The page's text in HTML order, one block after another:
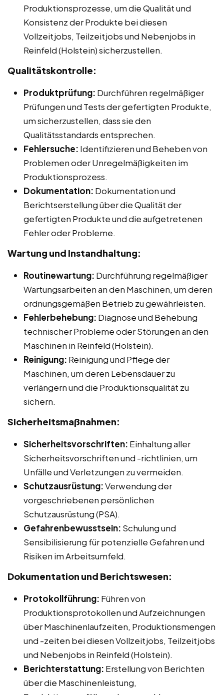
Produktionsprozesse, um die Qualität und
Konsistenz der Produkte bei diesen
Vollzeitjobs, Teilzeitjobs und Nebenjobs in
Reinfeld (Holstein) sicherzustellen.
Qualitätskontrolle:
Produktprüfung: Durchführen regelmäßiger
Prüfungen und Tests der gefertigten Produkte,
um sicherzustellen, dass sie den
Qualitätsstandards entsprechen.
Fehlersuche: Identifizieren und Beheben von
Problemen oder Unregelmäßigkeiten im
Produktionsprozess.
Dokumentation: Dokumentation und
Berichtserstellung über die Qualität der
gefertigten Produkte und die aufgetretenen
Fehler oder Probleme.
Wartung und Instandhaltung:
Routinewartung: Durchführung regelmäßiger
Wartungsarbeiten an den Maschinen, um deren
ordnungsgemäßen Betrieb zu gewährleisten.
Fehlerbehebung: Diagnose und Behebung
technischer Probleme oder Störungen an den
Maschinen in Reinfeld (Holstein).
Reinigung: Reinigung und Pflege der
Maschinen, um deren Lebensdauer zu
verlängern und die Produktionsqualität zu
sichern.
Sicherheitsmaßnahmen:
Sicherheitsvorschriften: Einhaltung aller
Sicherheitsvorschriften und -richtlinien, um
Unfälle und Verletzungen zu vermeiden.
Schutzausrüstung:Verwendung der
vorgeschriebenen persönlichen
Schutzausrüstung (PSA).
Gefahrenbewusstsein: Schulung und
Sensibilisierung für potenzielle Gefahren und
Risiken im Arbeitsumfeld.
Dokumentation und Berichtswesen:
Protokollführung: Führen von
Produktionsprotokollen und Aufzeichnungen
über Maschinenlaufzeiten, Produktionsmengen
und -zeiten bei diesen Vollzeitjobs, Teilzeitjobs
und Nebenjobs in Reinfeld (Holstein).
Berichterstattung: Erstellung von Berichten
über die Maschinenleistung,